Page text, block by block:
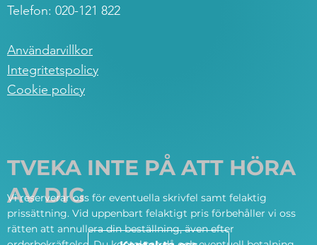
Telefon: 020-121 822
Användarvillkor
Integritetspolicy
Cookie policy
TVEKA INTE PÅ ATT HÖRA
AV DIG
Vi reserverar oss för eventuella skrivfel samt felaktig
prissättning. Vid uppenbart felaktigt pris förbehåller vi oss
rätten att annullera din beställning, även efter